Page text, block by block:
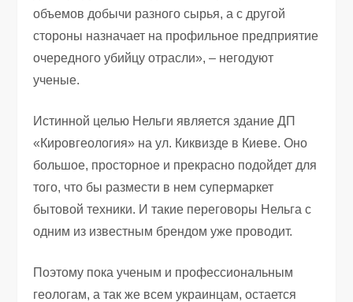
объемов добычи разного сырья, а с другой
стороны назначает на профильное предприятие
очередного убийцу отрасли», – негодуют
ученые.
Истинной целью Нельги является здание ДП
«Кировгеология» на ул. Киквизде в Киеве. Оно
большое, просторное и прекрасно подойдет для
того, что бы размести в нем супермаркет
бытовой техники. И такие переговоры Нельга с
одним из известным брендом уже проводит.
Поэтому пока ученым и профессиональным
геологам, а так же всем украинцам, остается